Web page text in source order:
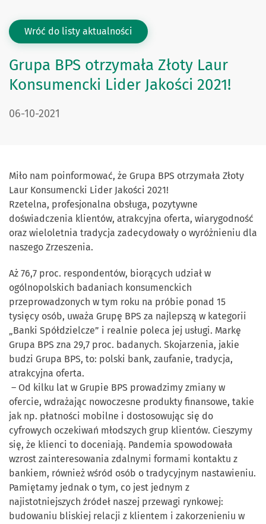
Wróć do listy aktualności
Grupa BPS otrzymała Złoty Laur
Konsumencki Lider Jakości 2021!
DATA PUBLIKACJI:
06-10-2021
Miło nam poinformować, że Grupa BPS otrzymała Złoty
Laur Konsumencki Lider Jakości 2021!
Rzetelna, profesjonalna obsługa, pozytywne
doświadczenia klientów, atrakcyjna oferta, wiarygodność
oraz wieloletnia tradycja zadecydowały o wyróżnieniu dla
naszego Zrzeszenia.
Aż 76,7 proc. respondentów, biorących udział w
ogólnopolskich badaniach konsumenckich
przeprowadzonych w tym roku na próbie ponad 15
tysięcy osób, uważa Grupę BPS za najlepszą w kategorii
„Banki Spółdzielcze” i realnie poleca jej usługi. Markę
Grupa BPS zna 29,7 proc. badanych. Skojarzenia, jakie
budzi Grupa BPS, to: polski bank, zaufanie, tradycja,
atrakcyjna oferta.
– Od kilku lat w Grupie BPS prowadzimy zmiany w
ofercie, wdrażając nowoczesne produkty finansowe, takie
jak np. płatności mobilne i dostosowując się do
cyfrowych oczekiwań młodszych grup klientów. Cieszymy
się, że klienci to doceniają. Pandemia spowodowała
wzrost zainteresowania zdalnymi formami kontaktu z
bankiem, również wśród osób o tradycyjnym nastawieniu.
Pamiętamy jednak o tym, co jest jednym z
najistotniejszych źródeł naszej przewagi rynkowej:
budowaniu bliskiej relacji z klientem i zakorzenieniu w